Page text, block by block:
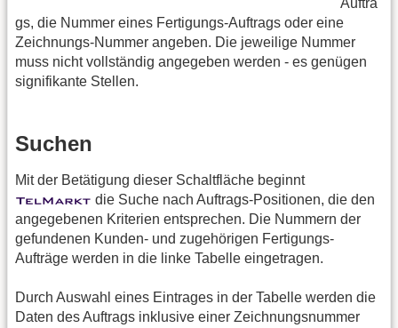
Auftra
gs, die Nummer eines Fertigungs-Auftrags oder eine
Zeichnungs-Nummer angeben. Die jeweilige Nummer
muss nicht vollständig angegeben werden - es genügen
signifikante Stellen.
Suchen
Mit der Betätigung dieser Schaltfläche beginnt
die Suche nach Auftrags-Positionen, die den
angegebenen Kriterien entsprechen. Die Nummern der
gefundenen Kunden- und zugehörigen Fertigungs-
Aufträge werden in die linke Tabelle eingetragen.
Durch Auswahl eines Eintrages in der Tabelle werden die
Daten des Auftrags inklusive einer Zeichnungsnummer